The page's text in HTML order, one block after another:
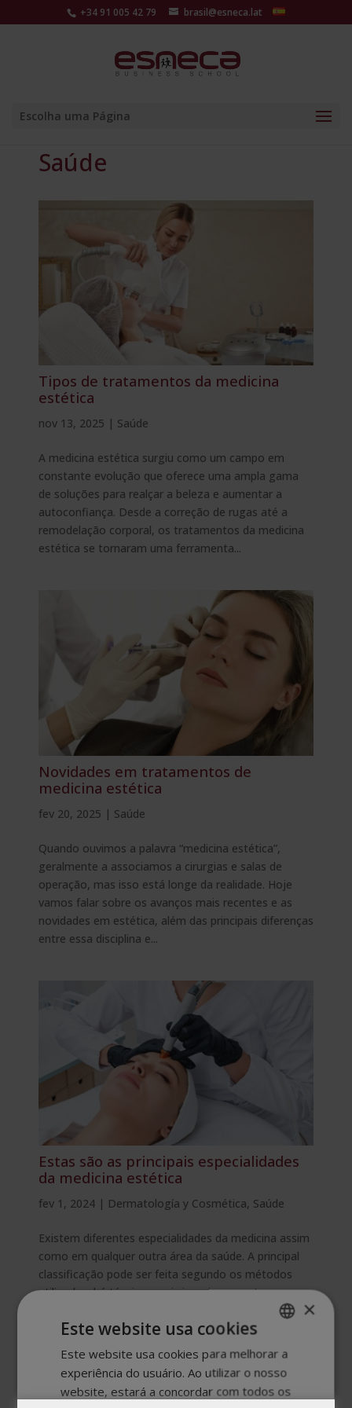
+34 91 005 42 79 brasil@esneca.lat
Escolha uma Página
Saúde
Tipos de tratamentos da medicina
estética
nov 13, 2025 | Saúde
A medicina estética surgiu como um campo em
constante evolução que oferece uma ampla gama
de soluções para realçar a beleza e aumentar a
autoconfiança. Desde a correção de rugas até a
remodelação corporal, os tratamentos da medicina
estética se tornaram uma ferramenta...
Novidades em tratamentos de
medicina estética
fev 20, 2025 | Saúde
Quando ouvimos a palavra “medicina estética”,
geralmente a associamos a cirurgias e salas de
operação, mas isso está longe da realidade. Hoje
vamos falar sobre os avanços mais recentes e as
novidades em estética, além das principais diferenças
entre essa disciplina e...
Estas são as principais especialidades
da medicina estética
fev 1, 2024| Dermatología y Cosmética, Saúde
Existem diferentes especialidades da medicina assim
como em qualquer outra área da saúde. A principal
classificação pode ser feita segundo os métodos
utilizados: há técnicas mais invasivas e outras que
não são. Contamos tudo o que você precisa saber
sobre os...
SPANISH
PORTUGUESE
×
Este website usa cookies
Este website usa cookies para melhorar a
experiência do usuário. Ao utilizar o nosso
website, estará a concordar com todos os